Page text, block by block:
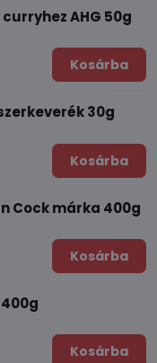
AHG 50g
Kosárba
30g
Kosárba
Cock márka 400g
Kosárba
Kosárba